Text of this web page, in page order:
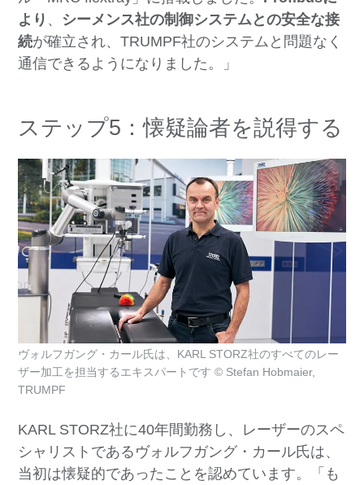
より 、 シーメンス社の制御システムとの安全な接
続が確立され、TRUMPF社のシステムと問題なく
通信できるようになりました。」
ステップ5：懐疑論者を説得する
KARL STORZ社に40年間勤務し、レーザーのスペ
シャリストであるヴォルフガング・カール氏は、
当初は懐疑的であったことを認めています。「も
ヴォルフガング・カール氏は、KARL STORZ社のすべてのレー
ザー加工を担当するエキスパートです © Stefan Hobmaier,
TRUMPF